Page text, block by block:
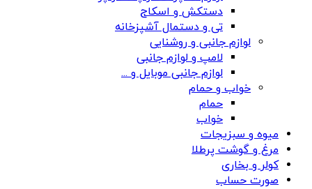
دستکش و اسکاج
تی و دستمال آشپزخانه
لوازم جانبی و روشنایی
لامپ و لوازم جانبی
لوازم جانبی موبایل و ...
خواب و حمام
حمام
خواب
میوه و سبزیجات
مرغ و گوشت پرطلا
کولر و بخاری
صورت حساب